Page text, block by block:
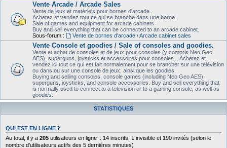
Vente Arcade / Arcade Sales
Vente de jeux et matériels pour bornes d'arcade.
Achetez et vendez tout ce qui se branche dans une borne.
Sale of games and equipment for arcade cabinets.
Buy and sell everything that can be connected to an arcade cabinet.
Sous-forum :
Vente de bornes d'arcade / Arcade cabinet sales
Vente Console et goodies / Sale of consoles and goodies.
Vente et achat de consoles et de jeux pour consoles (y compris Neo.Geo
AES), superguns, joysticks et accessoires pour consoles... Achetez et
vendez ici tout ce qui est fait normalement pour se brancher sur une télévision
ou dans ou sur une console de jeux, ainsi que les goodies.
Buying and selling consoles, console games (including Neo Geo AES),
superguns, joysticks, and console accessories. Buy and sell everything that
is normally used to connect to a television or to a gaming console, as well as
goodies.
STATISTIQUES
QUI EST EN LIGNE ?
Au total, il y a 205 utilisateurs en ligne :: 14 inscrits, 1 invisible et 190 invités (selon le
nombre d’utilisateurs actifs des 5 dernières minutes)